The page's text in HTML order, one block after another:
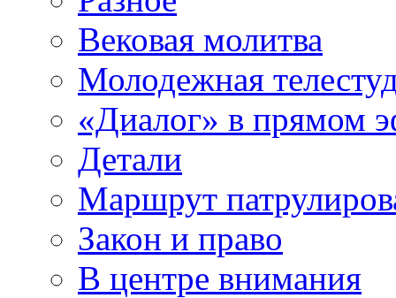
Вековая молитва
Молодежная
«Диалог» в прямом
Детали
Маршрут
Закон и право
В центре внимания